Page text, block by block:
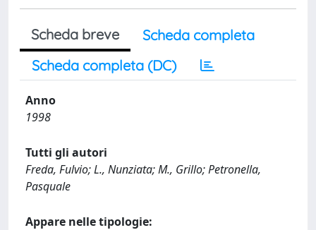
Scheda breve
Scheda completa
Scheda completa (DC)
Anno
1998
Tutti gli autori
Freda, Fulvio; L., Nunziata; M., Grillo; Petronella,
Pasquale
Appare nelle tipologie: